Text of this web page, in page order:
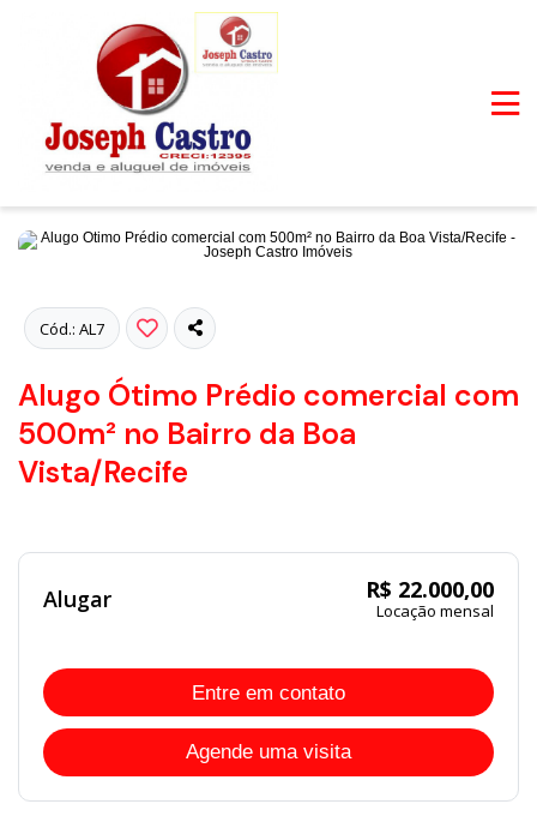
Cód.: AL7
Alugo Ótimo Prédio comercial com
500m² no Bairro da Boa
Vista/Recife
Alugar R$ 22.000,00
Locação mensal
Entre em contato
Agende uma visita